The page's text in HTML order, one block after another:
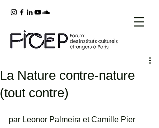
La Nature contre-nature
(tout contre)
par Leonor Palmeira et Camille Pier